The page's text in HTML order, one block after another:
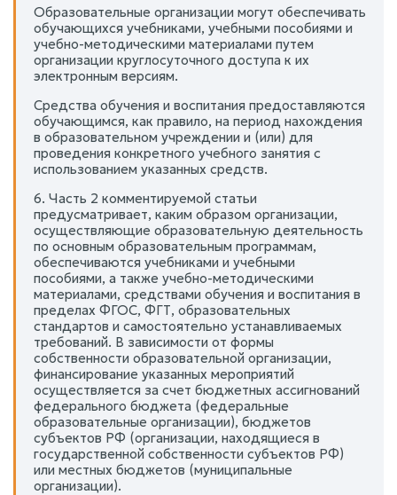
Образовательные организации могут обеспечивать
обучающихся учебниками, учебными пособиями и
учебно-методическими материалами путем
организации круглосуточного доступа к их
электронным версиям.
Средства обучения и воспитания предоставляются
обучающимся, как правило, на период нахождения
в образовательном учреждении и (или) для
проведения конкретного учебного занятия с
использованием указанных средств.
6. Часть 2 комментируемой статьи
предусматривает, каким образом организации,
осуществляющие образовательную деятельность
по основным образовательным программам,
обеспечиваются учебниками и учебными
пособиями, а также учебно-методическими
материалами, средствами обучения и воспитания в
пределах ФГОС, ФГТ, образовательных
стандартов и самостоятельно устанавливаемых
требований. В зависимости от формы
собственности образовательной организации,
финансирование указанных мероприятий
осуществляется за счет бюджетных ассигнований
федерального бюджета (федеральные
образовательные организации), бюджетов
субъектов РФ (организации, находящиеся в
государственной собственности субъектов РФ)
или местных бюджетов (муниципальные
организации).